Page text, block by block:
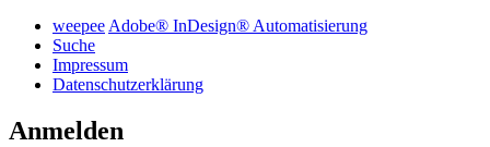
weepeeAdobe® InDesign® Automatisierung
Suche
Impressum
Datenschutzerklärung
Anmelden